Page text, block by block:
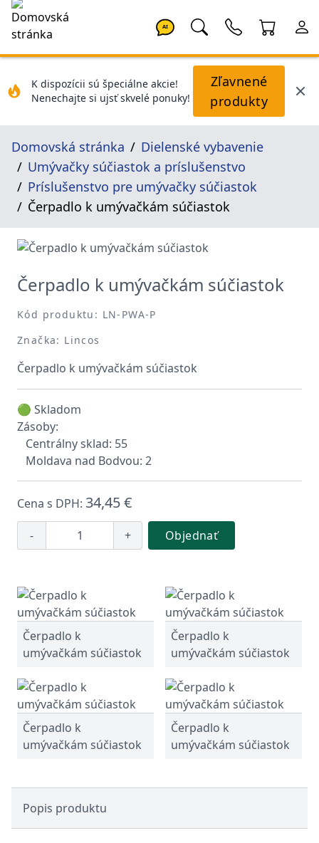
AI
K dispozícii sú špeciálne akcie!
Nenechajte si ujsť skvelé ponuky!
Zľavnené
produkty
Domovská stránka
Dielenské vybavenie
Umývačky súčiastok a príslušenstvo
Príslušenstvo pre umývačky súčiastok
Čerpadlo k umývačkám súčiastok
Čerpadlo k umývačkám súčiastok
Kód produktu: LN-PWA-P
Značka: Lincos
Čerpadlo k umývačkám súčiastok
🟢 Skladom
Zásoby:
Centrálny sklad: 55
Moldava nad Bodvou: 2
Cena s DPH: 34,45 €
- + Objednať
Čerpadlo k
umývačkám súčiastok
Čerpadlo k
umývačkám súčiastok
Čerpadlo k
umývačkám súčiastok
Čerpadlo k
umývačkám súčiastok
Popis produktu